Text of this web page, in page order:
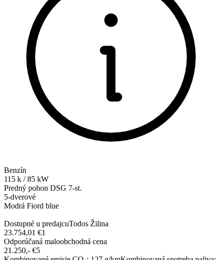
Benzín
115 k / 85 kW
Predný pohon DSG 7-st.
5-dverové
Modrá Fiord blue
Dostupné u predajcuTodos Žilina
23.754,01 €1
Odporúčaná maloobchodná cena
21.250,-‍ €5